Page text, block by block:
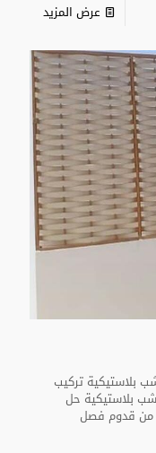
عرض المزيد
جدة خشب بلاستيكية تركيب
بلاستيكية حل
من قدوم فصل